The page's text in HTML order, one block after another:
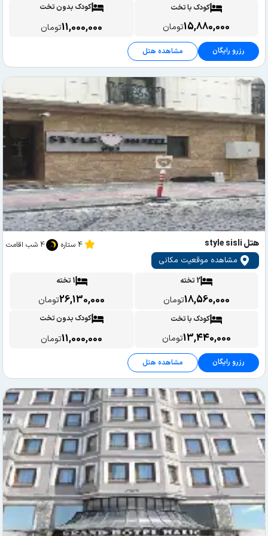
کودک با تخت
15,880,000تومان
کودک بدون تخت
11,000,000تومان
رزرو رایگان مشاهده هتل
هتل style sisli
مشاهده موقعیت مکانی
4 ستاره 4 شب اقامت
2 تخته
18,560,000تومان
1 تخته
26,130,000تومان
کودک با تخت
13,440,000تومان
کودک بدون تخت
11,000,000تومان
رزرو رایگان مشاهده هتل